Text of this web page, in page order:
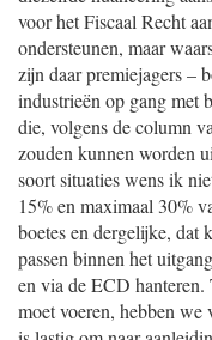
voor het Fiscaal Recht
ondersteunen, maar
zijn daar premiejagers –
industrieën op gang met
die, volgens de column
zouden kunnen worden
soort situaties wens ik
15% en maximaal 30%
boetes en dergelijke, dat
passen binnen het
en via de ECD hanteren.
moet voeren, hebben